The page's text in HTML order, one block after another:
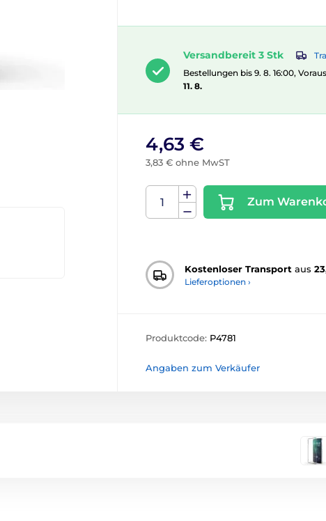
Versandbereit 3 Stk
Bestellungen bis 9. 8. 16:00,
11. 8.
4,63 €
3,83 € ohne MwST
Zum
Kostenloser Transport aus
Lieferoptionen ›
Produktcode: P4781
Angaben zum Verkäufer